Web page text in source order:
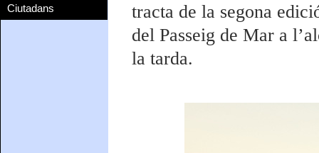
Ciutadans
tracta de la segona
del Passeig de Mar a
la tarda.